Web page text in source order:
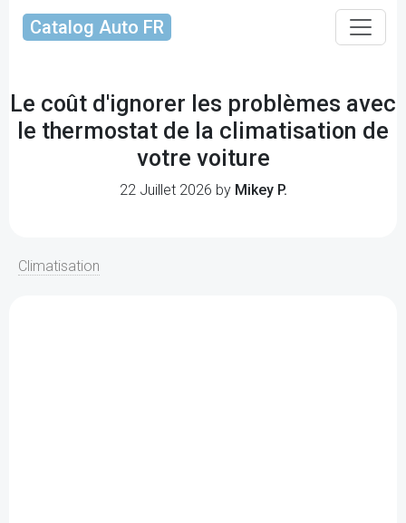
Catalog Auto FR
Le coût d'ignorer les problèmes avec
le thermostat de la climatisation de
votre voiture
22 Juillet 2026 by Mikey P.
Climatisation